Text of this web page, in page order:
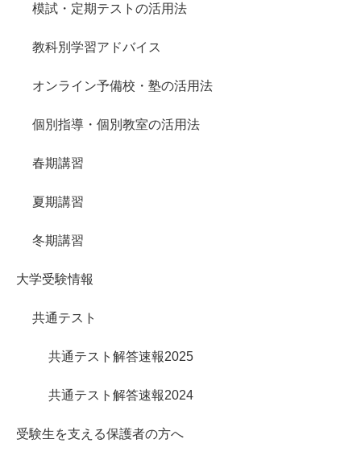
模試・定期テストの活用法
教科別学習アドバイス
オンライン予備校・塾の活用法
個別指導・個別教室の活用法
春期講習
夏期講習
冬期講習
大学受験情報
共通テスト
共通テスト解答速報2025
共通テスト解答速報2024
受験生を支える保護者の方へ